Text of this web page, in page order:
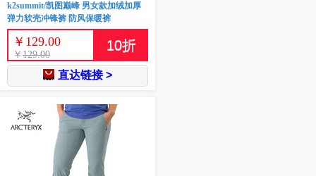
k2summit/凯图巅峰 男女款加绒加厚
弹力软壳冲锋裤 防风保暖裤
￥ 129.00
￥ 129.00
10折
直达链接 >